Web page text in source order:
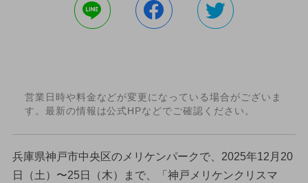
営業日時や料金などが変更になっている場合がございま
す。最新の情報は公式HPなどでご確認ください。
兵庫県神戸市中央区のメリケンパークで、2025年12月20
日（土）〜25日（木）まで、「神戸メリケンクリスマ